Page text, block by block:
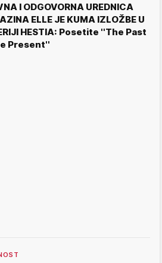
I ODGOVORNA UREDNICA
ELLE JE KUMA IZLOŽBE U
HESTIA: Posetite ''The Past
Present''